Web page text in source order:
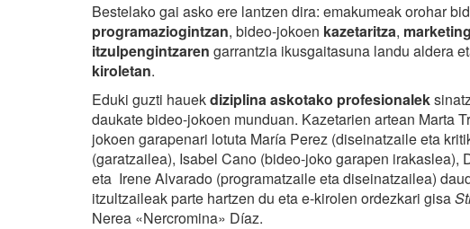
Bestelako gai asko ere lantzen dira: emakumeak orohar
programaziogintzan, bideo-jokoen kazetaritza, marketing
itzulpengintzaren garrantzia ikusgaitasuna landu aldera
kiroletan.
Eduki guzti hauekdiziplina askotako profesionalek
daukate bideo-jokoen munduan. Kazetarien artean Marta
jokoen garapenari lotuta María Perez (diseinatzaile eta
(garatzailea), Isabel Cano (bideo-joko garapen irakaslea),
eta Irene Alvarado (programatzaile eta diseinatzailea)
itzultzaileak parte hartzen du eta e-kirolen ordezkari gisa
Nerea «Nercromina» Díaz.